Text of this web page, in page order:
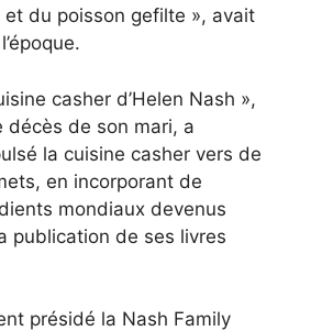
du poisson gefilte », avait
casher d’Helen Nash »,
décès de son mari, a
la cuisine casher vers de
en incorporant de
mondiaux devenus
publication de ses livres
présidé la Nash Family